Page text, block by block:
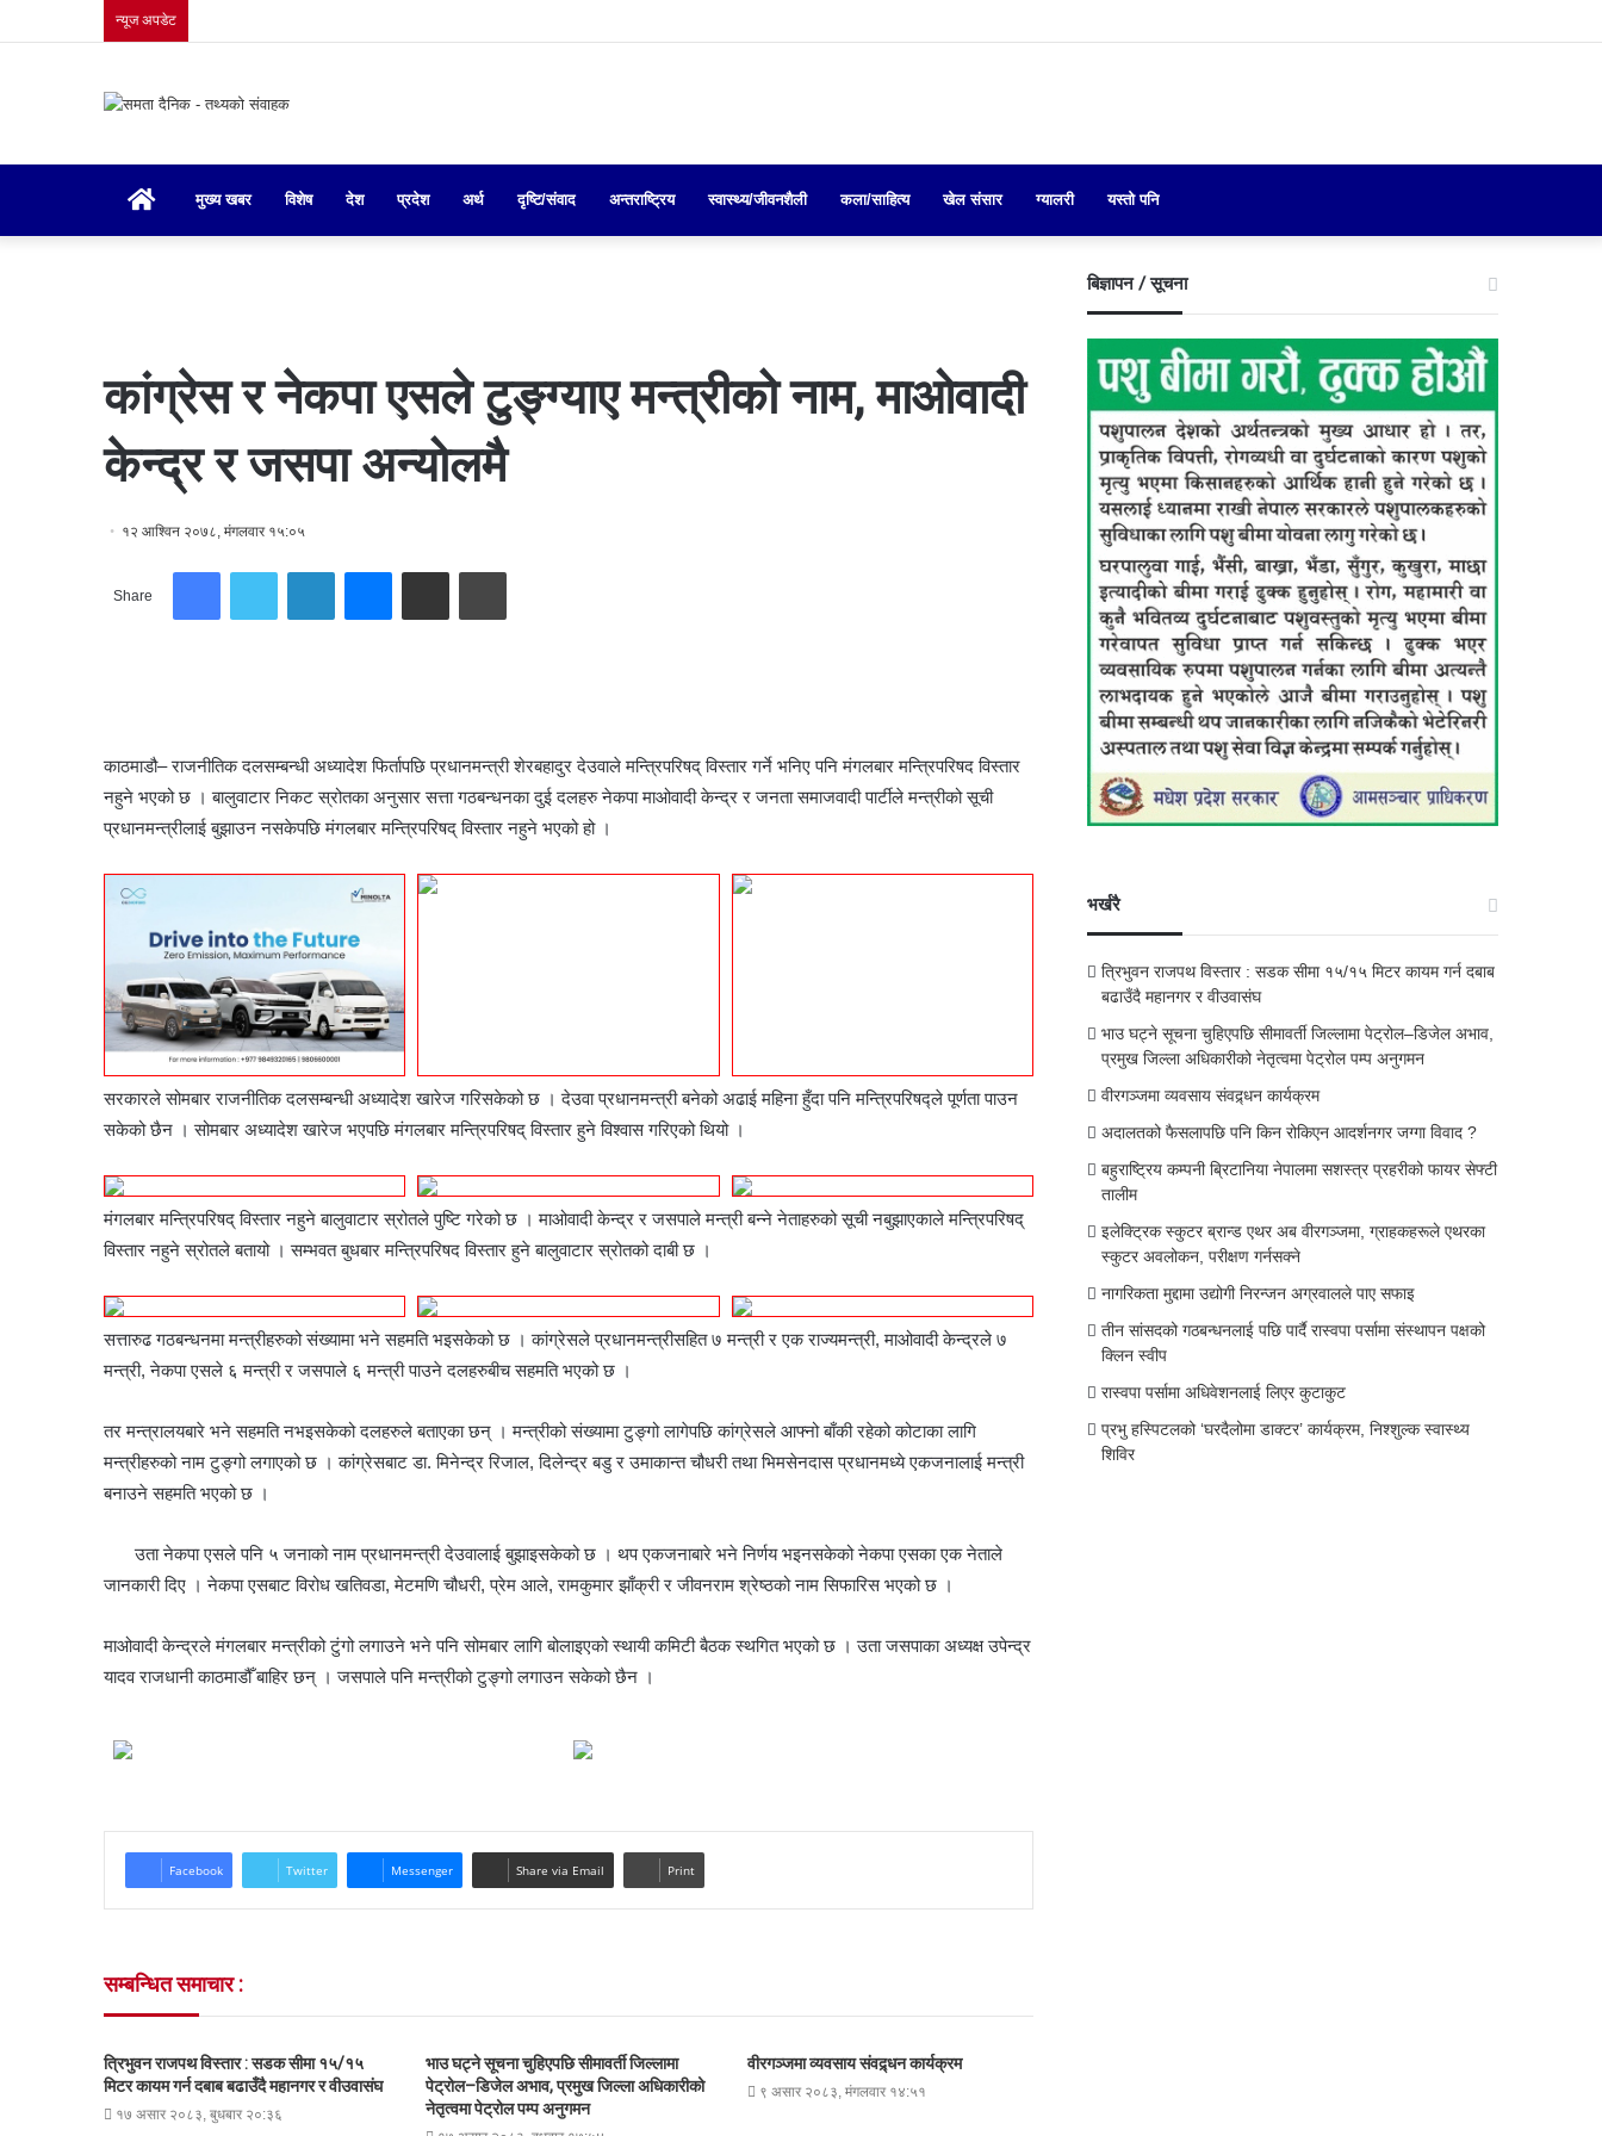
न्यूज अपडेट
गृहपृष्ठ मुख्य खबर विशेष देश प्रदेश अर्थ दृष्टि/संवाद अन्तराष्ट्रिय स्वास्थ्य/जीवनशैली कला/साहित्य खेल संसार ग्यालरी यस्तो पनि
कांग्रेस र नेकपा एसले टुङ्ग्याए मन्त्रीको नाम, माओवादी
केन्द्र र जसपा अन्योलमै
१२ आश्विन २०७८, मंगलवार १५:०५
Share
काठमाडौ– राजनीतिक दलसम्बन्धी अध्यादेश फिर्तापछि प्रधानमन्त्री शेरबहादुर देउवाले मन्त्रिपरिषद् विस्तार गर्ने भनिए पनि मंगलबार मन्त्रिपरिषद विस्तार
नहुने भएको छ । बालुवाटार निकट स्रोतका अनुसार सत्ता गठबन्धनका दुई दलहरु नेकपा माओवादी केन्द्र र जनता समाजवादी पार्टीले मन्त्रीको सूची
प्रधानमन्त्रीलाई बुझाउन नसकेपछि मंगलबार मन्त्रिपरिषद् विस्तार नहुने भएको हो ।
सरकारले सोमबार राजनीतिक दलसम्बन्धी अध्यादेश खारेज गरिसकेको छ । देउवा प्रधानमन्त्री बनेको अढाई महिना हुँदा पनि मन्त्रिपरिषद्ले पूर्णता पाउन
सकेको छैन । सोमबार अध्यादेश खारेज भएपछि मंगलबार मन्त्रिपरिषद् विस्तार हुने विश्वास गरिएको थियो ।
मंगलबार मन्त्रिपरिषद् विस्तार नहुने बालुवाटार स्रोतले पुष्टि गरेको छ । माओवादी केन्द्र र जसपाले मन्त्री बन्ने नेताहरुको सूची नबुझाएकाले मन्त्रिपरिषद्
विस्तार नहुने स्रोतले बतायो । सम्भवत बुधबार मन्त्रिपरिषद विस्तार हुने बालुवाटार स्रोतको दाबी छ ।
सत्तारुढ गठबन्धनमा मन्त्रीहरुको संख्यामा भने सहमति भइसकेको छ । कांग्रेसले प्रधानमन्त्रीसहित ७ मन्त्री र एक राज्यमन्त्री, माओवादी केन्द्रले ७
मन्त्री, नेकपा एसले ६ मन्त्री र जसपाले ६ मन्त्री पाउने दलहरुबीच सहमति भएको छ ।
तर मन्त्रालयबारे भने सहमति नभइसकेको दलहरुले बताएका छन् । मन्त्रीको संख्यामा टुङ्गो लागेपछि कांग्रेसले आफ्नो बाँकी रहेको कोटाका लागि
मन्त्रीहरुको नाम टुङ्गो लगाएको छ । कांग्रेसबाट डा. मिनेन्द्र रिजाल, दिलेन्द्र बडु र उमाकान्त चौधरी तथा भिमसेनदास प्रधानमध्ये एकजनालाई मन्त्री
बनाउने सहमति भएको छ ।
उता नेकपा एसले पनि ५ जनाको नाम प्रधानमन्त्री देउवालाई बुझाइसकेको छ । थप एकजनाबारे भने निर्णय भइनसकेको नेकपा एसका एक नेताले
जानकारी दिए । नेकपा एसबाट विरोध खतिवडा, मेटमणि चौधरी, प्रेम आले, रामकुमार झाँक्री र जीवनराम श्रेष्ठको नाम सिफारिस भएको छ ।
माओवादी केन्द्रले मंगलबार मन्त्रीको टुंगो लगाउने भने पनि सोमबार लागि बोलाइएको स्थायी कमिटी बैठक स्थगित भएको छ । उता जसपाका अध्यक्ष उपेन्द्र
यादव राजधानी काठमाडौँ बाहिर छन् । जसपाले पनि मन्त्रीको टुङ्गो लगाउन सकेको छैन ।
Facebook Twitter Messenger Share via Email Print
सम्बन्धित समाचार :
त्रिभुवन राजपथ विस्तार : सडक सीमा १५/१५
मिटर कायम गर्न दबाब बढाउँदै महानगर र वीउवासंघ
१७ असार २०८३, बुधबार २०:३६
भाउ घट्ने सूचना चुहिएपछि सीमावर्ती जिल्लामा
पेट्रोल–डिजेल अभाव, प्रमुख जिल्ला अधिकारीको
नेतृत्वमा पेट्रोल पम्प अनुगमन
वीरगञ्जमा व्यवसाय संवद्र्धन कार्यक्रम
९ असार २०८३, मंगलवार १४:५१
बिज्ञापन / सूचना
भर्खरै
त्रिभुवन राजपथ विस्तार : सडक सीमा १५/१५ मिटर कायम गर्न दबाब
बढाउँदै महानगर र वीउवासंघ
भाउ घट्ने सूचना चुहिएपछि सीमावर्ती जिल्लामा पेट्रोल–डिजेल अभाव,
प्रमुख जिल्ला अधिकारीको नेतृत्वमा पेट्रोल पम्प अनुगमन
वीरगञ्जमा व्यवसाय संवद्र्धन कार्यक्रम
अदालतको फैसलापछि पनि किन रोकिएन आदर्शनगर जग्गा विवाद ?
बहुराष्ट्रिय कम्पनी ब्रिटानिया नेपालमा सशस्त्र प्रहरीको फायर सेफ्टी
तालीम
इलेक्ट्रिक स्कुटर ब्रान्ड एथर अब वीरगञ्जमा, ग्राहकहरूले एथरका
स्कुटर अवलोकन, परीक्षण गर्नसक्ने
नागरिकता मुद्दामा उद्योगी निरन्जन अग्रवालले पाए सफाइ
तीन सांसदको गठबन्धनलाई पछि पार्दै रास्वपा पर्सामा संस्थापन पक्षको
क्लिन स्वीप
रास्वपा पर्सामा अधिवेशनलाई लिएर कुटाकुट
प्रभु हस्पिटलको ‘घरदैलोमा डाक्टर’ कार्यक्रम, निश्शुल्क स्वास्थ्य
शिविर